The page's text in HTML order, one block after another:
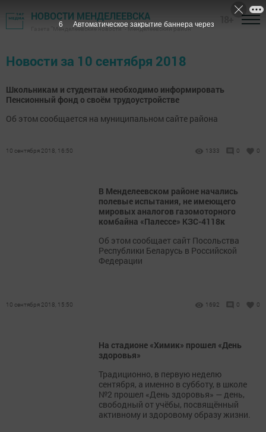
НОВОСТИ МЕНДЕЛЕЕВСКА
Газета "Менделеевские новости" - Менделеевский район
Новости за 10 сентября 2018
Школьникам и студентам необходимо информировать
Пенсионный фонд о своём трудоустройстве
Об этом сообщается на муниципальном сайте района
10 сентября 2018, 16:50 1333 0 0
В Менделеевском районе начались
полевые испытания, не имеющего
мировых аналогов газомоторного
комбайна «Палессе» КЗС-4118к
Об этом сообщает сайт Посольства
Республики Беларусь в Российской
Федерации
10 сентября 2018, 15:50 1692 0 0
На стадионе «Химик» прошел «День
здоровья»
Традиционно, в первую неделю
сентября, а именно в субботу, в школе
№2 прошел «День здоровья» — день,
свободный от учёбы, посвящённый
активному и здоровому образу жизни.
5 Автоматическое закрытие баннера через